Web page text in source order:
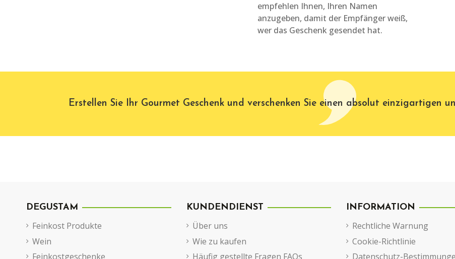
empfehlen Ihnen, Ihren Namen
anzugeben, damit der Empfänger weiß,
wer das Geschenk gesendet hat.
Erstellen Sie Ihr Gourmet Geschenk und verschenken Sie einen absolut einzigartigen
DEGUSTAM
Feinkost Produkte
Wein
Feinkostgeschenke
KUNDENDIENST
Über uns
Wie zu kaufen
Häufig gestellte Fragen FAQs
INFORMATION
Rechtliche Warnung
Cookie-Richtlinie
Datenschutz-